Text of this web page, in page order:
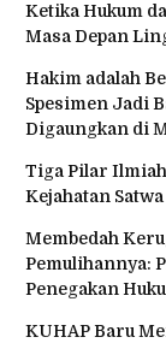
Ketika Hukum
Masa Depan
Hakim adalah
Spesimen Jadi
Digaungkan di
Tiga Pilar
Kejahatan
Membedah
Pemulihannya:
Penegakan
KUHAP Baru